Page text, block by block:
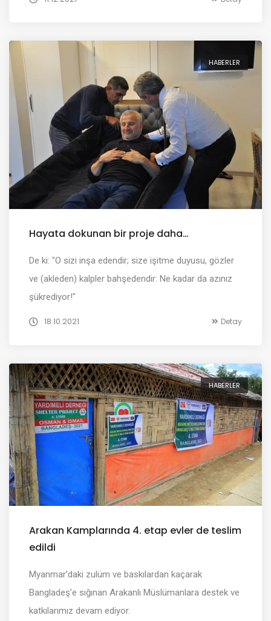
HABERLER
Hayata dokunan bir proje daha…
De ki: "O sizi inşa edendir; size işitme duyusu, gözler
ve (akleden) kalpler bahşedendir: Ne kadar da azınız
şükrediyor!"
18.10.2021 Detay
HABERLER
Arakan Kamplarında 4. etap evler de teslim
edildi
Myanmar’daki zulüm ve baskılardan kaçarak
Bangladeş’e sığınan Arakanlı Müslümanlara destek ve
katkılarımız devam ediyor.